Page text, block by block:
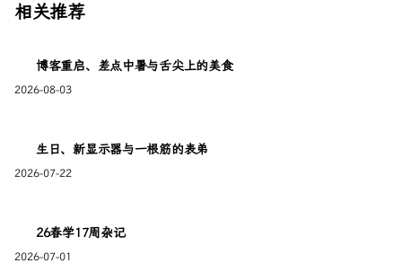
相关推荐
博客重启、差点中暑与舌尖上的美食
2026-08-03
生日、新显示器与一根筋的表弟
2026-07-22
26春学17周杂记
2026-07-01